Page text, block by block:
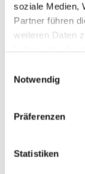
soziale Medien,
Partner führen
weiteren Daten
haben oder die
Notwendig
Präferenzen
Statistiken
VOLKSWAGEN
BEETLE
TDI